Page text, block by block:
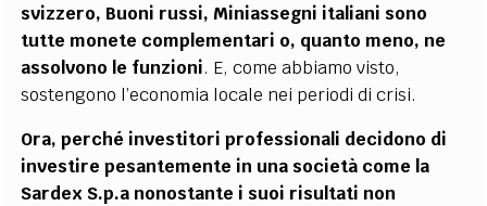
svizzero, Buoni russi, Miniassegni italiani sono
tutte monete complementari o, quanto meno, ne
assolvono le funzioni. E, come abbiamo visto,
sostengono l’economia locale nei periodi di crisi.
Ora, perché investitori professionali decidono di
investire pesantemente in una società come la
Sardex S.p.a nonostante i suoi risultati non